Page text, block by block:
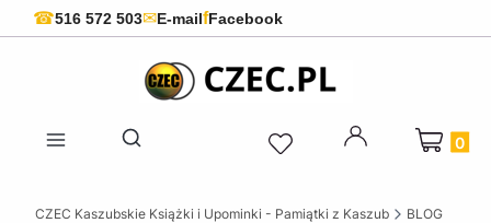
☎516 572 503✉E-mailfFacebook
Otwórz wyszukiwarkę
Produkty
CZEC Kaszubskie Książki i Upominki - Pamiątki z Kaszub BLOG